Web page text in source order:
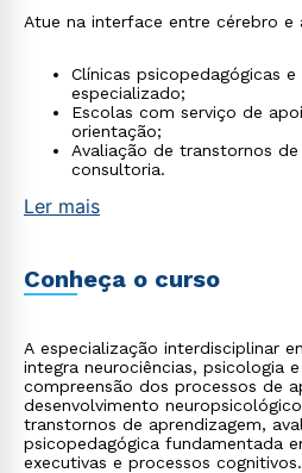
Atue na interface entre cérebro e
Clínicas psicopedagógicas
especializado;
Escolas com serviço de
orientação;
Avaliação de transtornos
consultoria.
Ler mais
Conheça o curso
A especialização interdisciplinar
integra neurociências, psicologia
compreensão dos processos de
desenvolvimento
transtornos de aprendizagem,
psicopedagógica fundamentada
executivas e processos cognitivos.